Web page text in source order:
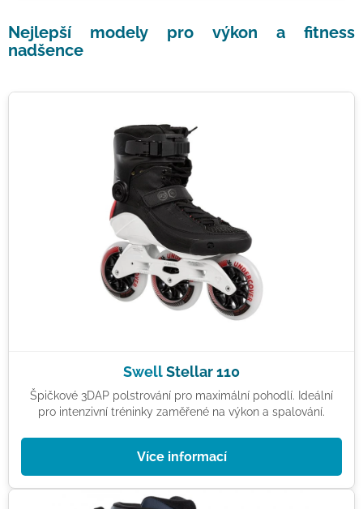
Nejlepší modely pro výkon a fitness
nadšence
SwellStellar 110
Špičkové 3DAP polstrování pro maximální pohodlí. Ideální
pro intenzivní tréninky zaměřené na výkon a spalování.
Více informací